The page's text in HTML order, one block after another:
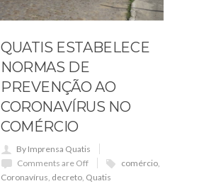
QUATIS ESTABELECE
NORMAS DE
PREVENÇÃO AO
CORONAVÍRUS NO
COMÉRCIO
By Imprensa Quatis
Comments are Off
comércio
Coronavírus decreto Quatis